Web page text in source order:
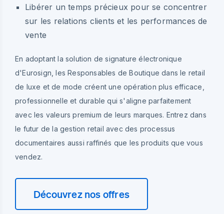
Libérer un temps précieux pour se concentrer
sur les relations clients et les performances de
vente
En adoptant la solution de signature électronique
d'Eurosign, les Responsables de Boutique dans le retail
de luxe et de mode créent une opération plus efficace,
professionnelle et durable qui s'aligne parfaitement
avec les valeurs premium de leurs marques. Entrez dans
le futur de la gestion retail avec des processus
documentaires aussi raffinés que les produits que vous
vendez.
Découvrez nos offres